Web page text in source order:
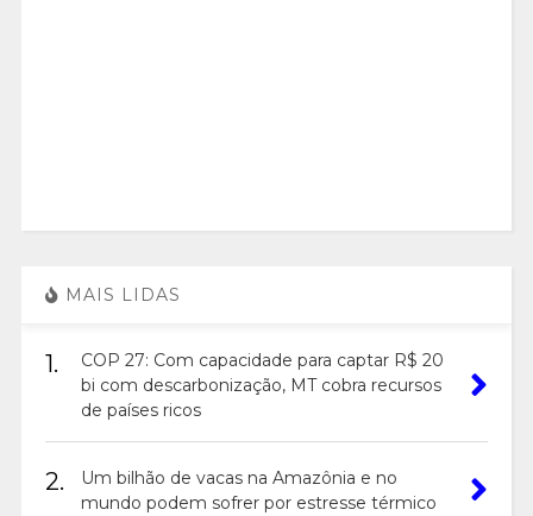
MAIS LIDAS
1.
COP 27: Com capacidade para captar R$ 20
bi com descarbonização, MT cobra recursos
de países ricos
2.
Um bilhão de vacas na Amazônia e no
mundo podem sofrer por estresse térmico